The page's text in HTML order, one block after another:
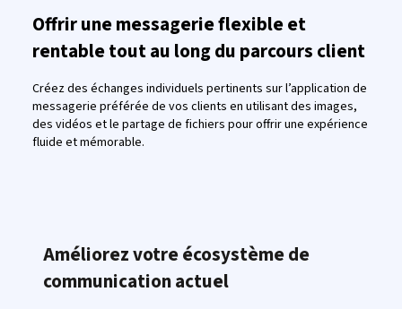
Offrir une messagerie flexible et
rentable tout au long du parcours client
Créez des échanges individuels pertinents sur l’application de
messagerie préférée de vos clients en utilisant des images,
des vidéos et le partage de fichiers pour offrir une expérience
fluide et mémorable.
Améliorez votre écosystème de
communication actuel